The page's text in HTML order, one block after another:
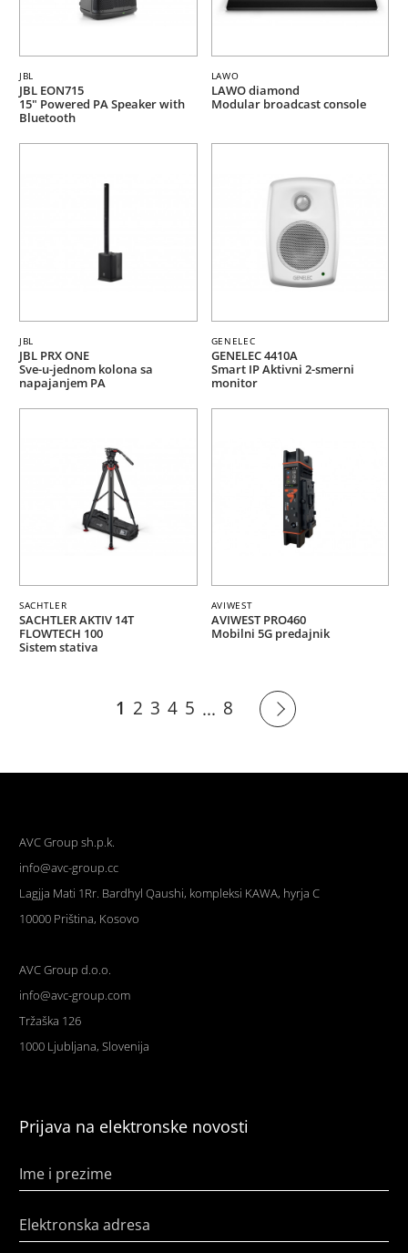
JBL
JBL EON715
15" Powered PA Speaker with
Bluetooth
LAWO
LAWO diamond
Modular broadcast console
JBL
JBL PRX ONE
Sve-u-jednom kolona sa
napajanjem PA
GENELEC
GENELEC 4410A
Smart IP Aktivni 2-smerni
monitor
SACHTLER
SACHTLER AKTIV 14T
FLOWTECH 100
Sistem stativa
AVIWEST
AVIWEST PRO460
Mobilni 5G predajnik
1 2 3 4 5 ... 8
AVC Group sh.p.k.
info@avc-group.cc
Lagjja Mati 1Rr. Bardhyl Qaushi, kompleksi KAWA, hyrja C
10000 Priština, Kosovo
AVC Group d.o.o.
info@avc-group.com
Tržaška 126
1000 Ljubljana, Slovenija
Prijava na elektronske novosti
Ime i prezime
Elektronska adresa